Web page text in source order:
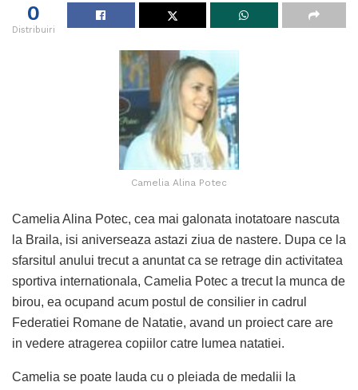
0
Distribuiri
Camelia Alina Potec
Camelia Alina Potec, cea mai galonata inotatoare nascuta
la Braila, isi aniverseaza astazi ziua de nastere. Dupa ce la
sfarsitul anului trecut a anuntat ca se retrage din activitatea
sportiva internationala, Camelia Potec a trecut la munca de
birou, ea ocupand acum postul de consilier in cadrul
Federatiei Romane de Natatie, avand un proiect care are
in vedere atragerea copiilor catre lumea natatiei.
Camelia se poate lauda cu o pleiada de medalii la